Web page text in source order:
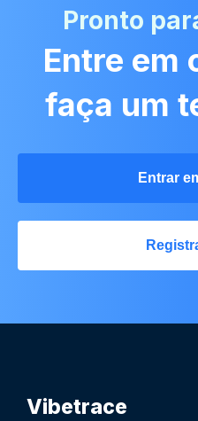
Pronto
Entre em
faça um
Entrar
Vibetrace